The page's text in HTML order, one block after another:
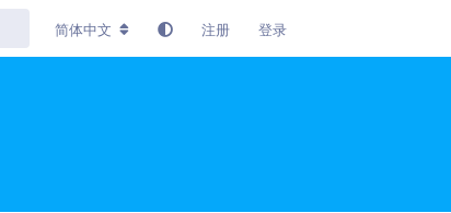
简体中文 注册 登录